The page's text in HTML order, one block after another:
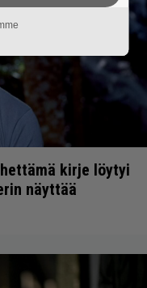
kirje löytyi
näyttää